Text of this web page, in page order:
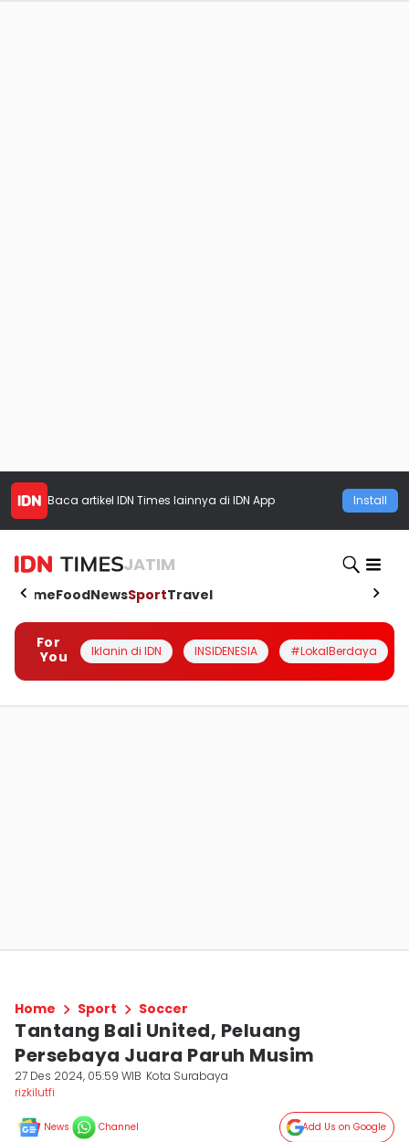
Baca artikel IDN Times lainnya di IDN App Install
JATIM
HomeFoodNewsSportTravel
For
You
Iklanin di IDN INSIDENESIA #LokalBerdaya
Home Sport Soccer
Tantang Bali United, Peluang
Persebaya Juara Paruh Musim
27 Des 2024, 05:59 WIB Kota Surabaya
rizkilutfi
News Channel Add Us on Google